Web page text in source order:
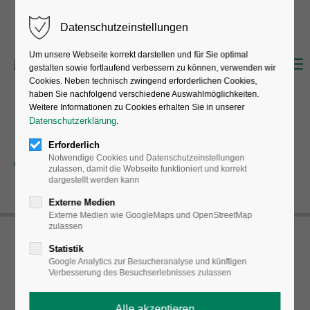
Datenschutzeinstellungen
Um unsere Webseite korrekt darstellen und für Sie optimal
gestalten sowie fortlaufend verbessern zu können, verwenden wir
Cookies. Neben technisch zwingend erforderlichen Cookies,
haben Sie nachfolgend verschiedene Auswahlmöglichkeiten.
Weitere Informationen zu Cookies erhalten Sie in unserer
Datenschutzerklärung.
Erforderlich
Notwendige Cookies und Datenschutzeinstellungen
zulassen, damit die Webseite funktioniert und korrekt
dargestellt werden kann
Externe Medien
Externe Medien wie GoogleMaps und OpenStreetMap
zulassen
Statistik
Google Analytics zur Besucheranalyse und künftigen
Verbesserung des Besuchserlebnisses zulassen